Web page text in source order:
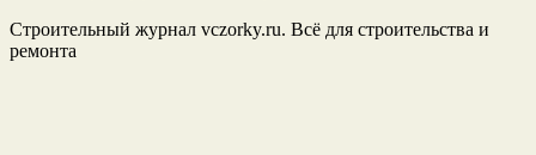
Строительный журнал vczorky.ru. Всё для строительства и
ремонта